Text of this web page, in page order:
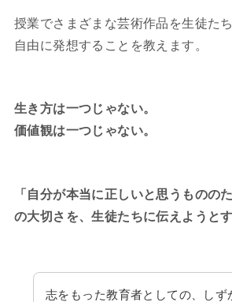
授業でさまざまな芸術作品を生徒た
自由に発想することを教えます。
生き方は一つじゃない。
価値観は一つじゃない。
「自分が本当に正しいと思うものの
の大切さを、生徒たちに伝えようと
志をもった教育者としての、しず